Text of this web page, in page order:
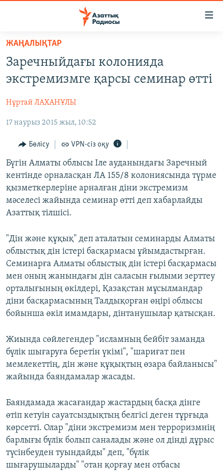
Skip
main
content
to
Navigation
Search
САЯСАТ
AZATTYQTV
ҚАҢТАР ОҚИҒАСЫ
АДАМ ҚҰҚЫҚТАРЫ
ӘЛЕУМЕТ
ӘЛЕМ
АРНАЙЫ ЖОБАЛАР
Русский
Басқа тілдерде
ЖАҢАЛЫҚТАР
Заречныйдағы колонияда
экстремизмге қарсы семинар өтті
Нұртай ЛАХАНҰЛЫ
17 наурыз 2015 жыл, 10:52
Бөлісу VPN-сіз оқу
Бүгін Алматы облысы Іле ауданындағы Заречный
кентінде орналасқан ЛА 155/8 колониясында түрме
қызметкерлеріне арналған діни экстремизм
мәселесі жайында семинар өтті деп хабарлайды
Азаттық тілшісі.
"Дін және құқық" деп аталатын семинарды Алматы
облыстық дін істері басқармасы ұйымдастырған.
Семинарға Алматы облыстық дін істері басқармасы
мен оның жанындағы дін саласын ғылыми зерттеу
орталығының өкілдері, Қазақстан мұсылмандар
діни басқармасының Талдықорған өңірі облысы
бойынша өкіл имамдары, дінтанушылар қатысқан.
Жиында сөйлегендер "исламның бейбіт заманда
бүлік шығаруға беретін үкімі", "шариғат пен
мемлекеттің, дін және құқықтың өзара байланысы"
жайында баяндамалар жасады.
Баяндамада жасағандар жастардың басқа дінге
өтіп кетуін сауатсыздықтың белгісі деген тұрғыда
көрсетті. Олар "діни экстремизм мен терроризмнің
барлығы бүлік болып саналады және ол дінді дұрыс
түсінбеуден туындайды" деп, "бүлік
шығарушыларды" "отан қорғау мен отбасы